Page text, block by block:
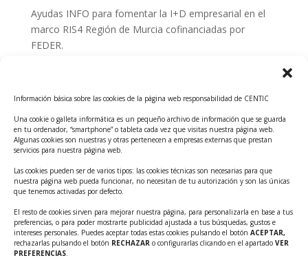
Información básica sobre las cookies de la página web responsabilidad de CENTIC
Una cookie o galleta informática es un pequeño archivo de información que se guarda
en tu ordenador, “smartphone” o tableta cada vez que visitas nuestra página web.
Algunas cookies son nuestras y otras pertenecen a empresas externas que prestan
servicios para nuestra página web.
Las cookies pueden ser de varios tipos: las cookies técnicas son necesarias para que
nuestra página web pueda funcionar, no necesitan de tu autorización y son las únicas
que tenemos activadas por defecto.
El resto de cookies sirven para mejorar nuestra página, para personalizarla en base a tus
preferencias, o para poder mostrarte publicidad ajustada a tus búsquedas, gustos e
intereses personales. Puedes aceptar todas estas cookies pulsando el botón ACEPTAR,
rechazarlas pulsando el botón RECHAZAR o configurarlas clicando en el apartado VER
PREFERENCIAS.
Ayudas INFO para fomentar la I+D empresarial en el
marco RIS4 Región de Murcia cofinanciadas por
FEDER.
Tecnológicos 2ª ed.
Ayudas INFO para el apoyo a las empresas
innovadoras con potencial tecnológico y escalables
Convocatoria Cheque de Innovación. Ayudas INFO
para la contratación de servicios de Innovación y
Competitividad
Cheque Inversión del INFO. Ayudas para la
contratación de servicios de Innovación y
Competitividad para apoyar rondas de financiación.